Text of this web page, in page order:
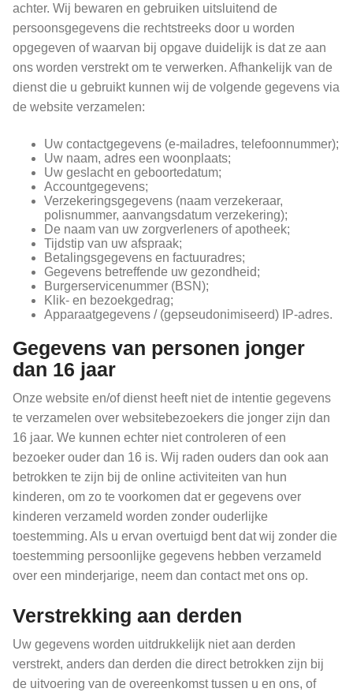
achter. Wij bewaren en gebruiken uitsluitend de
persoonsgegevens die rechtstreeks door u worden
opgegeven of waarvan bij opgave duidelijk is dat ze aan
ons worden verstrekt om te verwerken. Afhankelijk van de
dienst die u gebruikt kunnen wij de volgende gegevens via
de website verzamelen:
Uw contactgegevens (e-mailadres, telefoonnummer);
Uw naam, adres een woonplaats;
Uw geslacht en geboortedatum;
Accountgegevens;
Verzekeringsgegevens (naam verzekeraar,
polisnummer, aanvangsdatum verzekering);
De naam van uw zorgverleners of apotheek;
Tijdstip van uw afspraak;
Betalingsgegevens en factuuradres;
Gegevens betreffende uw gezondheid;
Burgerservicenummer (BSN);
Klik- en bezoekgedrag;
Apparaatgegevens / (gepseudonimiseerd) IP-adres.
Gegevens van personen jonger
dan 16 jaar
Onze website en/of dienst heeft niet de intentie gegevens
te verzamelen over websitebezoekers die jonger zijn dan
16 jaar. We kunnen echter niet controleren of een
bezoeker ouder dan 16 is. Wij raden ouders dan ook aan
betrokken te zijn bij de online activiteiten van hun
kinderen, om zo te voorkomen dat er gegevens over
kinderen verzameld worden zonder ouderlijke
toestemming. Als u ervan overtuigd bent dat wij zonder die
toestemming persoonlijke gegevens hebben verzameld
over een minderjarige, neem dan contact met ons op.
Verstrekking aan derden
Uw gegevens worden uitdrukkelijk niet aan derden
verstrekt, anders dan derden die direct betrokken zijn bij
de uitvoering van de overeenkomst tussen u en ons, of